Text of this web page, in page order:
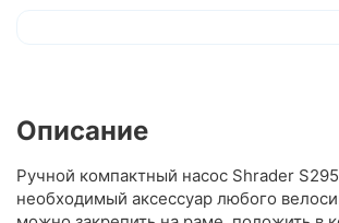
Описание
Ручной компактный насос Shrader
необходимый аксессуар любого